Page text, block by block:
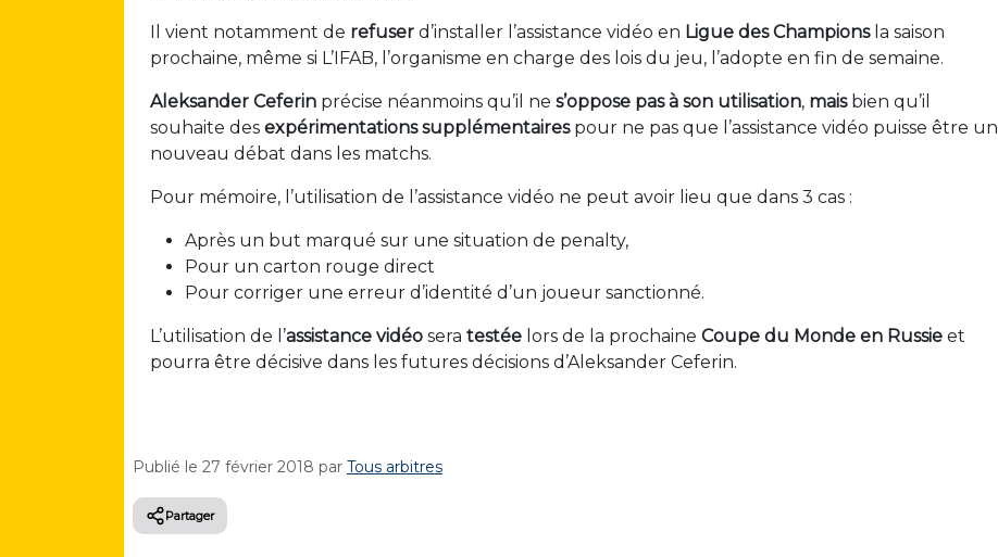
Il vient notamment de refuser d’installer l’assistance vidéo en Ligue des Championsla saison
prochaine, même si L’IFAB, l’organisme en charge des lois du jeu, l’adopte en fin de semaine.
Aleksander Ceferin précise néanmoins qu’il ne s’oppose pas à son utilisation, maisbien qu’il
souhaite des expérimentations supplémentairespour ne pas que l’assistance vidéo puisse être un
nouveau débat dans les matchs.
Pour mémoire, l’utilisation de l’assistance vidéo ne peut avoir lieu que dans 3 cas :
Après un but marqué sur une situation de penalty,
Pour un carton rouge direct
Pour corriger une erreur d’identité d’un joueur sanctionné.
L’utilisation de l’assistance vidéo sera testée lors de la prochaine Coupe du Monde en Russie et
pourra être décisive dans les futures décisions d’Aleksander Ceferin.
Publié le 27 février 2018 par Tous arbitres
Partager